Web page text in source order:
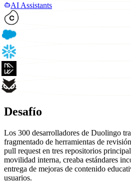
AI Assistants
Desafío
Los 300 desarrolladores de Duolingo
fragmentado de herramientas de
pull request en tres repositorios
movilidad interna, creaba estándares
entrega de mejoras de contenido
usuarios.